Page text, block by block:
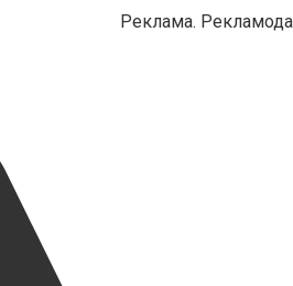
Реклама.